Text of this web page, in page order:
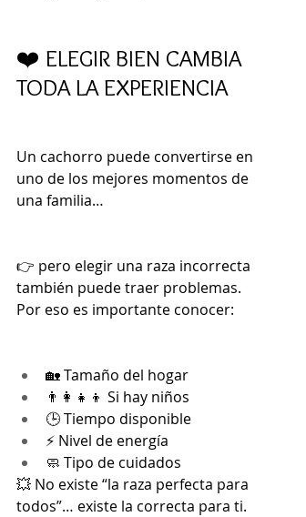
❤️ ELEGIR BIEN CAMBIA
TODA LA EXPERIENCIA
Un cachorro puede convertirse en
uno de los mejores momentos de
una familia…
👉 pero elegir una raza incorrecta
también puede traer problemas.
Por eso es importante conocer:
🏡 Tamaño del hogar
👨‍👩‍👧‍👦 Si hay niños
🕒 Tiempo disponible
⚡ Nivel de energía
🧼 Tipo de cuidados
💥 No existe “la raza perfecta para
todos”… existe la correcta para ti.